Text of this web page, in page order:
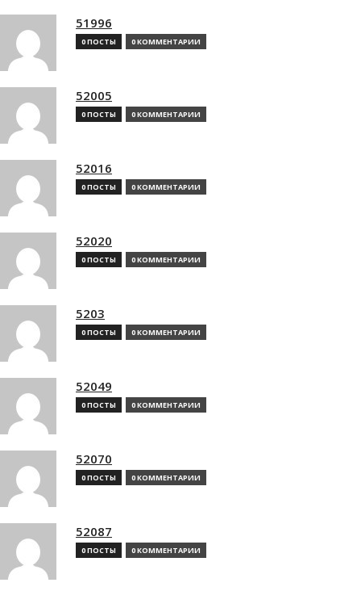
51996
0 ПОСТЫ 0 КОММЕНТАРИИ
52005
0 ПОСТЫ 0 КОММЕНТАРИИ
52016
0 ПОСТЫ 0 КОММЕНТАРИИ
52020
0 ПОСТЫ 0 КОММЕНТАРИИ
5203
0 ПОСТЫ 0 КОММЕНТАРИИ
52049
0 ПОСТЫ 0 КОММЕНТАРИИ
52070
0 ПОСТЫ 0 КОММЕНТАРИИ
52087
0 ПОСТЫ 0 КОММЕНТАРИИ